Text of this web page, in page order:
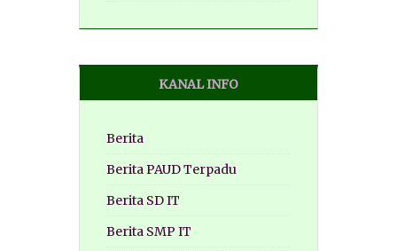
KANAL INFO
Berita
Berita PAUD Terpadu
Berita SD IT
Berita SMP IT